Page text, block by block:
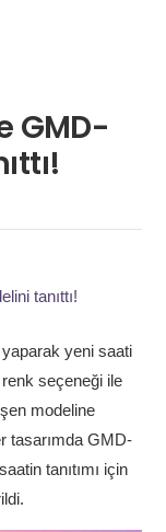
GMD-
tanıttı!
yeni saati
renk seçeneği ile
modeline
tasarımda GMD-
tanıtımı için